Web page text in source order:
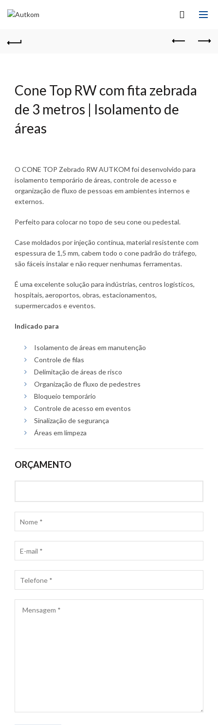
Cone Top RW com fita zebrada
de 3 metros | Isolamento de
áreas
O CONE TOP Zebrado RW AUTKOM foi desenvolvido para
isolamento temporário de áreas, controle de acesso e
organização de fluxo de pessoas em ambientes internos e
externos.
Perfeito para colocar no topo de seu cone ou pedestal.
Case moldados por injeção contínua, material resistente com
espessura de 1,5 mm, cabem todo o cone padrão do tráfego,
são fáceis instalar e não requer nenhumas ferramentas.
É uma excelente solução para indústrias, centros logísticos,
hospitais, aeroportos, obras, estacionamentos,
supermercados e eventos.
Indicado para
Isolamento de áreas em manutenção
Controle de filas
Delimitação de áreas de risco
Organização de fluxo de pedestres
Bloqueio temporário
Controle de acesso em eventos
Sinalização de segurança
Áreas em limpeza
ORÇAMENTO